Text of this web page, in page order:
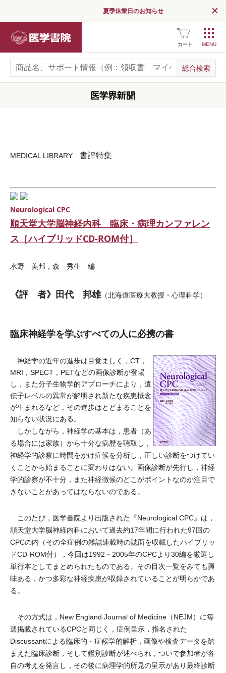
夏季休業日のお知らせ
カート
MEDICAL LIBRARY 書評特集
Neurological CPC
順天堂大学脳神経内科 臨床・病理カンファレン
ス［ハイブリッドCD-ROM付］
水野 美邦，森 秀生 編
《評 者》田代 邦雄（北海道医療大教授・心理科学）
臨床神経学を学ぶすべての人に必携の書
神経学の近年の進歩は目覚ましく，CT，
MRI，SPECT，PETなどの画像診断が登場
し，また分子生物学的アプローチにより，遺
伝子レベルの異常が解明され新たな疾患概念
が生まれるなど，その進歩はとどまることを
知らない状況にある。
しかしながら，神経学の基本は，患者（あ
る場合には家族）から十分な病歴を聴取し，
神経学的診察に時間をかけ症候を分析し，正しい診断をつけてい
くことから始まることに変わりはない。画像診断が先行し，神経
学的診察が不十分，また神経徴候のどこがポイントなのか注目で
きないことがあってはならないのである。
このたび，医学書院より出版された『Neurological CPC』は，
順天堂大学脳神経内科において過去約17年間に行われた97回の
CPCの内（その全症例の雑誌連載時の誌面を収載したハイブリッ
ドCD-ROM付），今回は1992－2005年のCPCより30編を厳選し
単行本としてまとめられたものである。その目次一覧をみても興
味ある，かつ多彩な神経疾患が収録されていることが明らかであ
る。
その方式は，New England Journal of Medicine（NEJM）に毎
週掲載されているCPCと同じく，症例呈示，指名された
Discussantによる臨床的・症候学的解析，画像や検査データを踏
まえた臨床診断，そして鑑別診断が述べられ，ついで参加者が各
自の考えを発言し，その後に病理学的所見の呈示があり最終診断